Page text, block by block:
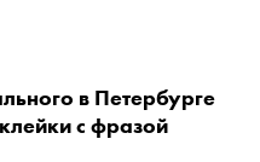
в Петербурге
с фразой